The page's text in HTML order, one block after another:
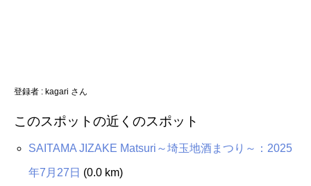
登録者 : kagari さん
このスポットの近くのスポット
SAITAMA JIZAKE Matsuri～埼玉地酒まつり～：2025
年7月27日 (0.0 km)